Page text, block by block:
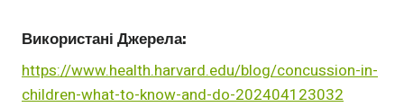
Використані Джерела:
https://www.health.harvard.edu/blog/concussion-in-
children-what-to-know-and-do-202404123032